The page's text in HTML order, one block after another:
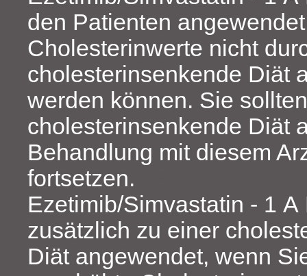
den Patienten
Cholesterinwerte nicht
cholesterinsenkende Diät
werden können. Sie
cholesterinsenkende Diät
Behandlung mit diesem
fortsetzen.
Ezetimib/Simvastatin - 1
zusätzlich zu einer
Diät angewendet, wenn